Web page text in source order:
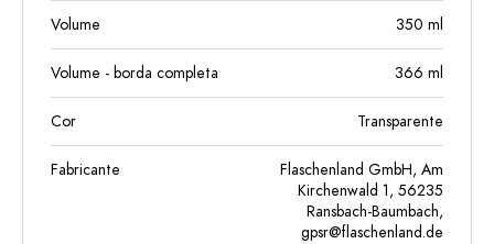
Volume 350 ml
Volume - borda completa 366 ml
Cor Transparente
Fabricante
Flaschenland GmbH, Am
Kirchenwald 1, 56235
Ransbach-Baumbach,
gpsr@flaschenland.de